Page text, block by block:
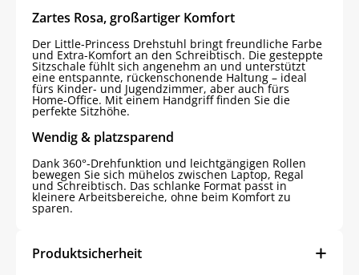
Zartes Rosa, großartiger Komfort
Der Little-Princess Drehstuhl bringt freundliche Farbe
und Extra-Komfort an den Schreibtisch. Die gesteppte
Sitzschale fühlt sich angenehm an und unterstützt
eine entspannte, rückenschonende Haltung – ideal
fürs Kinder- und Jugendzimmer, aber auch fürs
Home-Office. Mit einem Handgriff finden Sie die
perfekte Sitzhöhe.
Wendig & platzsparend
Dank 360°-Drehfunktion und leichtgängigen Rollen
bewegen Sie sich mühelos zwischen Laptop, Regal
und Schreibtisch. Das schlanke Format passt in
kleinere Arbeitsbereiche, ohne beim Komfort zu
sparen.
Produktsicherheit